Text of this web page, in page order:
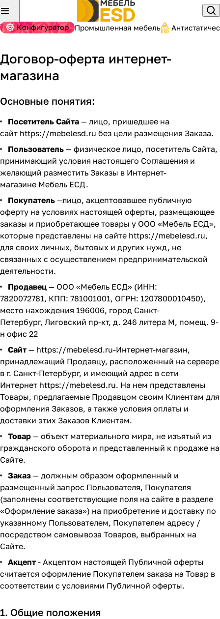
Конфигуратор Промышленная мебель
Договор-оферта интернет-
магазина
Основные понятия:
Посетитель Сайта — лицо, пришедшее на
сайт https://mebelesd.ru без цели размещения Заказа.
Пользователь — физическое лицо, посетитель Сайта,
принимающий условия настоящего Соглашения и
желающий разместить Заказы в Интернет-
магазине Мебель ЕСД.
Покупатель —лицо, акцептовавшее публичную
оферту на условиях настоящей оферты, размещающее
заказы и приобретающее товары у ООО «Мебель ЕСД»,
которые представлены на сайте https://mebelesd.ru,
для своих личных, бытовых и других нужд, не
связанных с осуществлением предпринимательской
деятельности.
Продавец — ООО «Мебель ЕСД» (ИНН:
7820072781, КПП: 781001001, ОГРН: 1207800010450),
место нахождения 196006, город Санкт-
Петербург, Лиговский пр-кт, д. 246 литера М, помещ. 9-
н офис 22
Сайт — https://mebelesd.ru-Интернет-магазин,
принадлежащий Продавцу, расположенный на сервере
в г. Санкт-Петербург, и имеющий адрес в сети
Интернет https://mebelesd.ru. На нем представлены
Товары, предлагаемые Продавцом своим Клиентам для
оформления Заказов, а также условия оплаты и
доставки этих Заказов Клиентам.
Товар — объект материального мира, не изъятый из
гражданского оборота и представленный к продаже на
Сайте.
Заказ — должным образом оформленный и
размещенный запрос Пользователя, Покупателя
(заполнены соответствующие поля на сайте в разделе
«Оформление заказа») на приобретение и доставку по
указанному Пользователем, Покупателем адресу /
посредством самовывоза Товаров, выбранных на
Сайте.
Акцепт - Акцептом настоящей Публичной оферты
считается оформление Покупателем заказа на Товар в
соответствии с условиями Публичной оферты.
1. Общие положения